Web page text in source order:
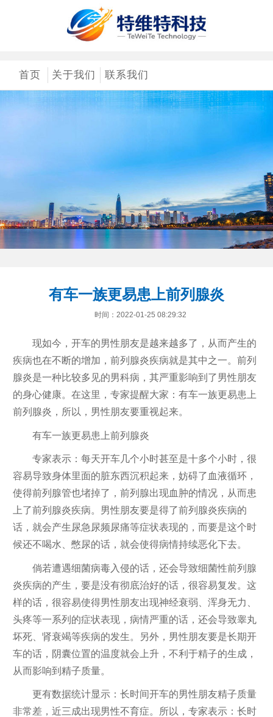
首页 关于我们 联系我们
有车一族更易患上前列腺炎
时间：2022-01-25 08:29:32
现如今，开车的男性朋友是越来越多了，从而产生的
疾病也在不断的增加，前列腺炎疾病就是其中之一。前列
腺炎是一种比较多见的男科病，其严重影响到了男性朋友
的身心健康。在这里，专家提醒大家：有车一族更易患上
前列腺炎，所以，男性朋友要重视起来。
有车一族更易患上前列腺炎
专家表示：每天开车几个小时甚至是十多个小时，很
容易导致身体里面的脏东西沉积起来，妨碍了血液循环，
使得前列腺管也堵掉了，前列腺出现血肿的情况，从而患
上了前列腺炎疾病。男性朋友要是得了前列腺炎疾病的
话，就会产生尿急尿频尿痛等症状表现的，而要是这个时
候还不喝水、憋尿的话，就会使得病情持续恶化下去。
倘若遭遇细菌病毒入侵的话，还会导致细菌性前列腺
炎疾病的产生，要是没有彻底治好的话，很容易复发。这
样的话，很容易使得男性朋友出现神经衰弱、浑身无力、
头疼等一系列的症状表现，病情严重的话，还会导致睾丸
坏死、肾衰竭等疾病的发生。另外，男性朋友要是长期开
车的话，阴囊位置的温度就会上升，不利于精子的生成，
从而影响到精子质量。
更有数据统计显示：长时间开车的男性朋友精子质量
非常差，近三成出现男性不育症。所以，专家表示：长时